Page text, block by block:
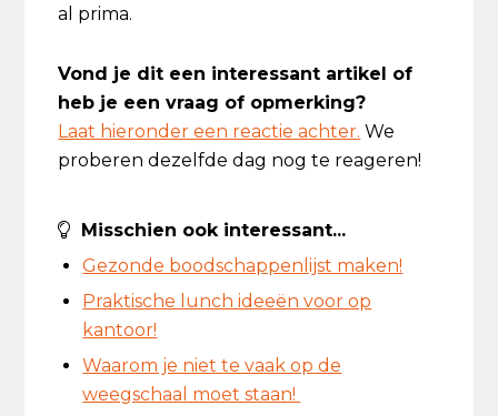
al prima.
Vond je dit een interessant artikel of
heb je een vraag of opmerking?
Laat hieronder een reactie achter. We
proberen dezelfde dag nog te reageren!
Misschien ook interessant...
Gezonde boodschappenlijst maken!
Praktische lunch ideeën voor op
kantoor!
Waarom je niet te vaak op de
weegschaal moet staan!